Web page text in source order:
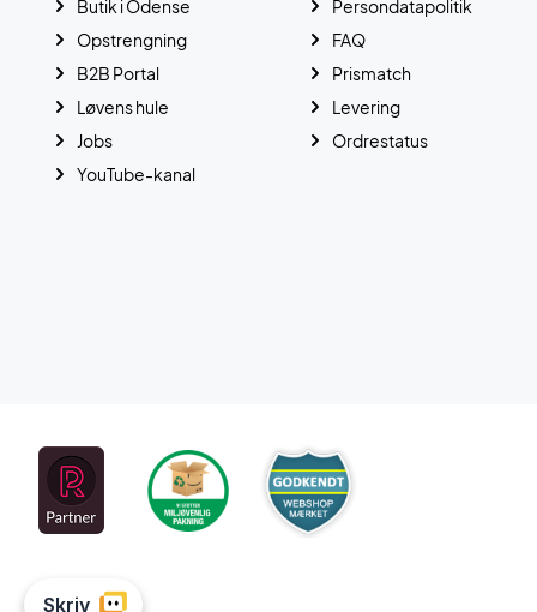
Persondatapolitik
FAQ
Prismatch
Levering
Ordrestatus
Butik i Odense
Opstrengning
B2B Portal
Løvens hule
Jobs
YouTube-kanal